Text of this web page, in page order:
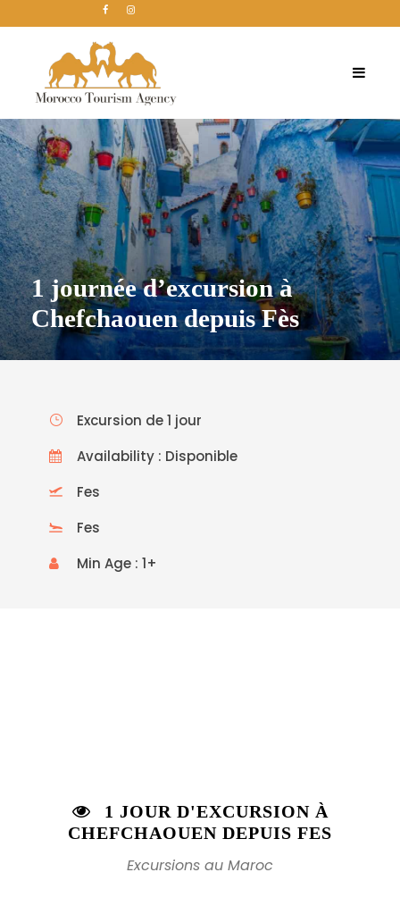
1 journée d’excursion à
Chefchaouen depuis Fès
Excursion de 1 jour
Availability : Disponible
Fes
Fes
Min Age : 1+
1 JOUR D'EXCURSION À
CHEFCHAOUEN DEPUIS FES
Excursions au Maroc